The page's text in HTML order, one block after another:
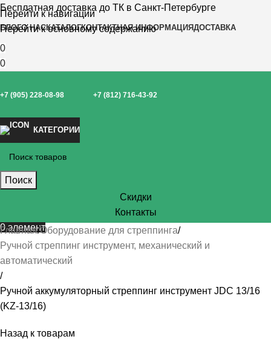
Перейти к навигации
Перейти к основному содержанию
Бесплатная доставка до ТК в Санкт-Петербурге
БЛОГО НАСКАТАЛОГКОНТАКТНАЯ ИНФОРМАЦИЯДОСТАВКА
0
0
+7 (905) 228-08-98 +7 (812) 716-43-92
КАТЕГОРИИ
Поиск
Скидки
Контакты
0элемент
Главная Оборудование для стреппинга
Ручной стреппинг инструмент, механический и
автоматический
Ручной аккумуляторный стреппинг инструмент JDC 13/16
(KZ-13/16)
Назад к товарам